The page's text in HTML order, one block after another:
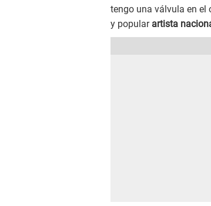
tengo una válvula en el
y popularartista